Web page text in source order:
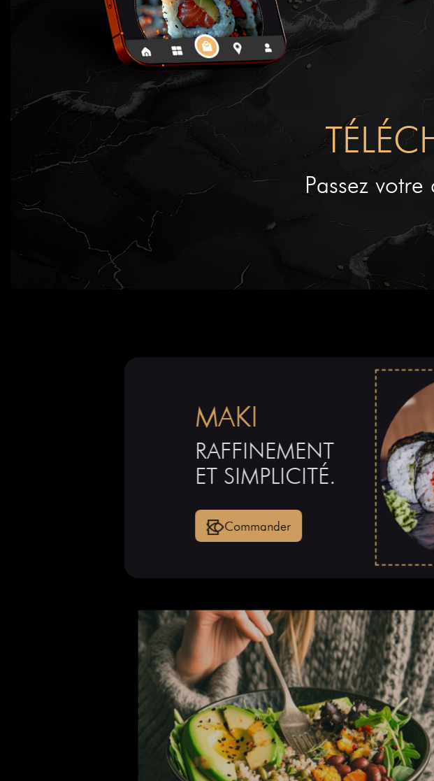
Passez
MAKI
RAFFINEMENT
ET SIMPLICITÉ.
Commander